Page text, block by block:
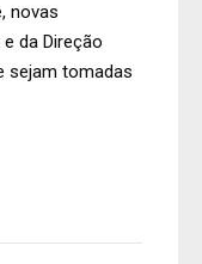
novas
da Direção
sejam tomadas